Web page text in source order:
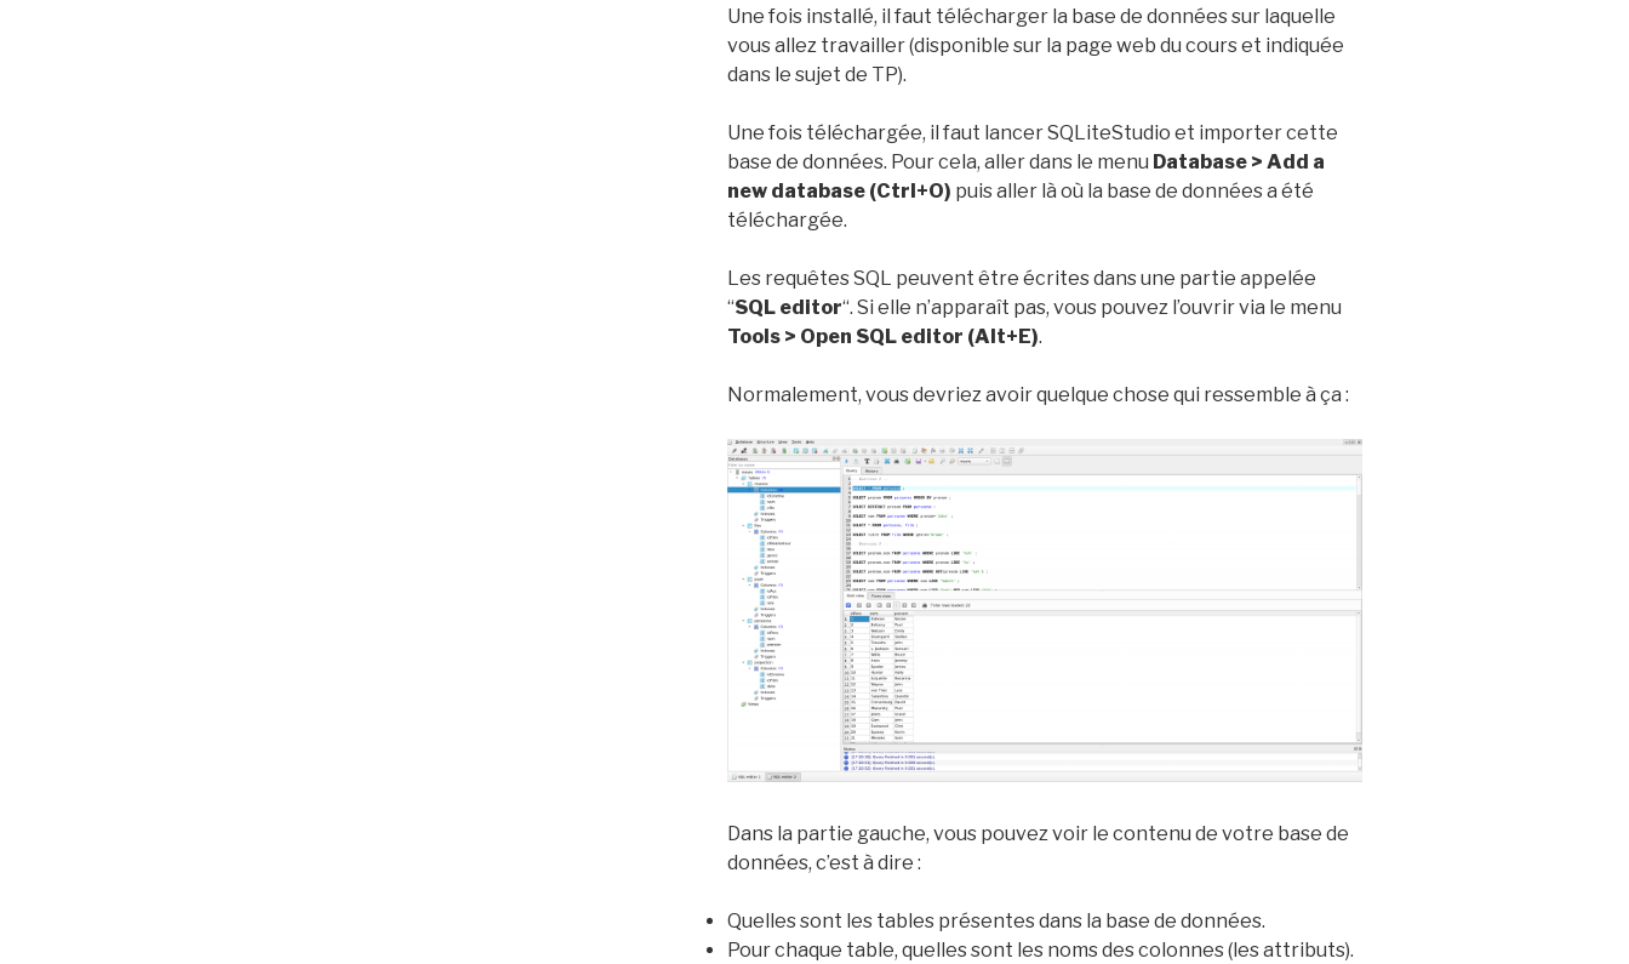
Une fois installé, il faut télécharger la base de données sur laquelle
vous allez travailler (disponible sur la page web du cours et indiquée
dans le sujet de TP).
Une fois téléchargée, il faut lancer SQLiteStudio et importer cette
base de données. Pour cela, aller dans le menu Database > Add a
new database (Ctrl+O) puis aller là où la base de données a été
téléchargée.
Les requêtes SQL peuvent être écrites dans une partie appelée
“SQL editor“. Si elle n’apparaît pas, vous pouvez l’ouvrir via le menu
Tools > Open SQL editor (Alt+E).
Normalement, vous devriez avoir quelque chose qui ressemble à ça :
Dans la partie gauche, vous pouvez voir le contenu de votre base de
données, c’est à dire :
Quelles sont les tables présentes dans la base de données.
Pour chaque table, quelles sont les noms des colonnes (les attributs).